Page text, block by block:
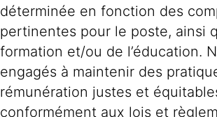
déterminée en fonction des
pertinentes pour le poste, ainsi
formation et/ou de l’éducation.
engagés à maintenir des
rémunération justes et
conformément aux lois et